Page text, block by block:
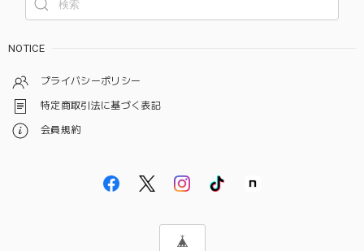
NOTICE
プライバシーポリシー
特定商取引法に基づく表記
会員規約